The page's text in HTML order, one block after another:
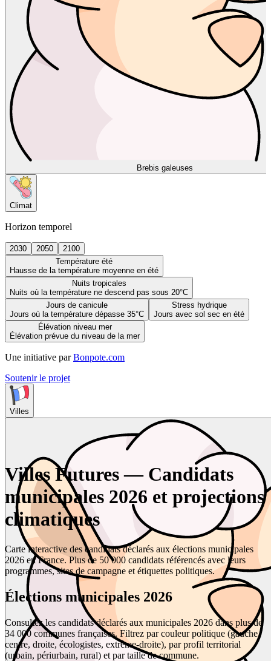
Brebis galeuses
Climat
Horizon temporel
2030 2050
2100
Température été
Hausse de la température moyenne en été
Nuits tropicales
Nuits où la température ne descend pas sous 20°C
Jours de canicule
Jours où la température dépasse 35°C
Stress hydrique
Jours avec sol sec en été
Élévation niveau mer
Élévation prévue du niveau de la mer
Une initiative par Bonpote.com
Soutenir le projet
Villes
Villes Futures — Candidats
municipales 2026 et projections
climatiques
Carte interactive des candidats déclarés aux élections municipales
2026 en France. Plus de 50 000 candidats référencés avec leurs
programmes, sites de campagne et étiquettes politiques.
Élections municipales 2026
Consultez les candidats déclarés aux municipales 2026 dans plus de
34 000 communes françaises. Filtrez par couleur politique (gauche,
centre, droite, écologistes, extrême-droite), par profil territorial
(urbain, périurbain, rural) et par taille de commune.